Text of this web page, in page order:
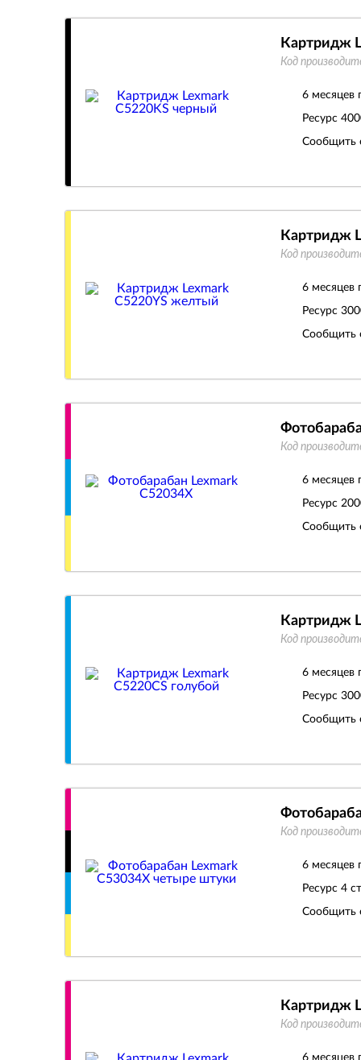
Картридж
Код
6 месяцев
Ресурс
Сообщить
Картридж
Код
6 месяцев
Ресурс
Сообщить
Код
6 месяцев
Ресурс
Сообщить
Картридж
Код
6 месяцев
Ресурс
Сообщить
Код
6 месяцев
Ресурс 4
Сообщить
Картридж
Код
6 месяцев